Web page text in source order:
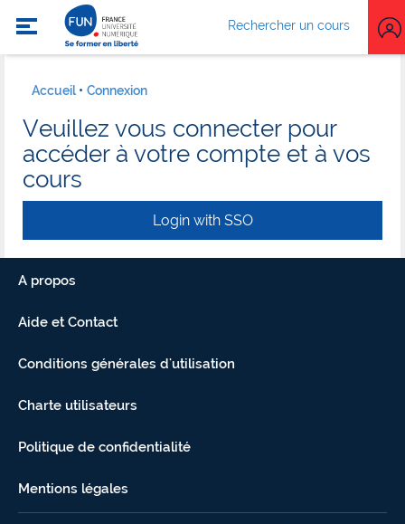
Rechercher un cours
Accueil Connexion
Veuillez vous connecter pour
accéder à votre compte et à vos
cours
Login with SSO
A propos
Aide et Contact
Conditions générales d'utilisation
Charte utilisateurs
Politique de confidentialité
Mentions légales